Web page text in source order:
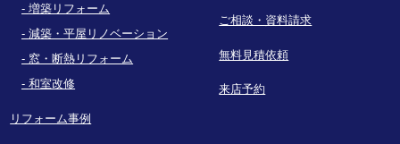
増築リフォーム
減築・平屋リノベーション
窓・断熱リフォーム
和室改修
リフォーム事例
ご相談・資料請求
無料見積依頼
来店予約